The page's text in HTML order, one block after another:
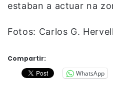
estaban a actuar na
Fotos: Carlos G.
Compartir:
WhatsApp